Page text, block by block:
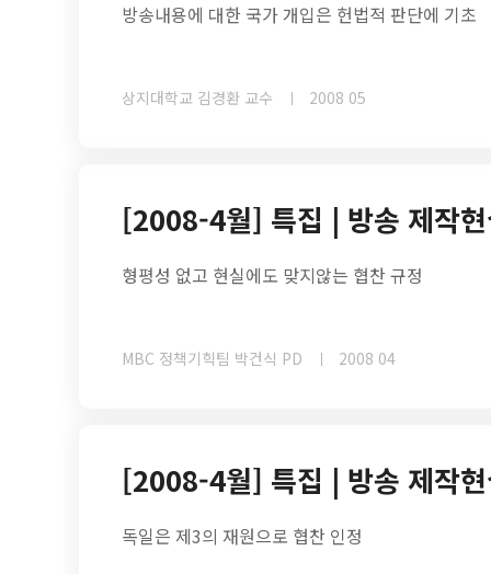
방송내용에 대한 국가 개입은 헌법적 판단에 기초
상지대학교 김경환 교수 2008 05
[2008-4월] 특집 | 방송 제작
형평성 없고 현실에도 맞지않는 협찬 규정
MBC 정책기힉팀 박건식 PD 2008 04
[2008-4월] 특집 | 방송 제작
독일은 제3의 재원으로 협찬 인정